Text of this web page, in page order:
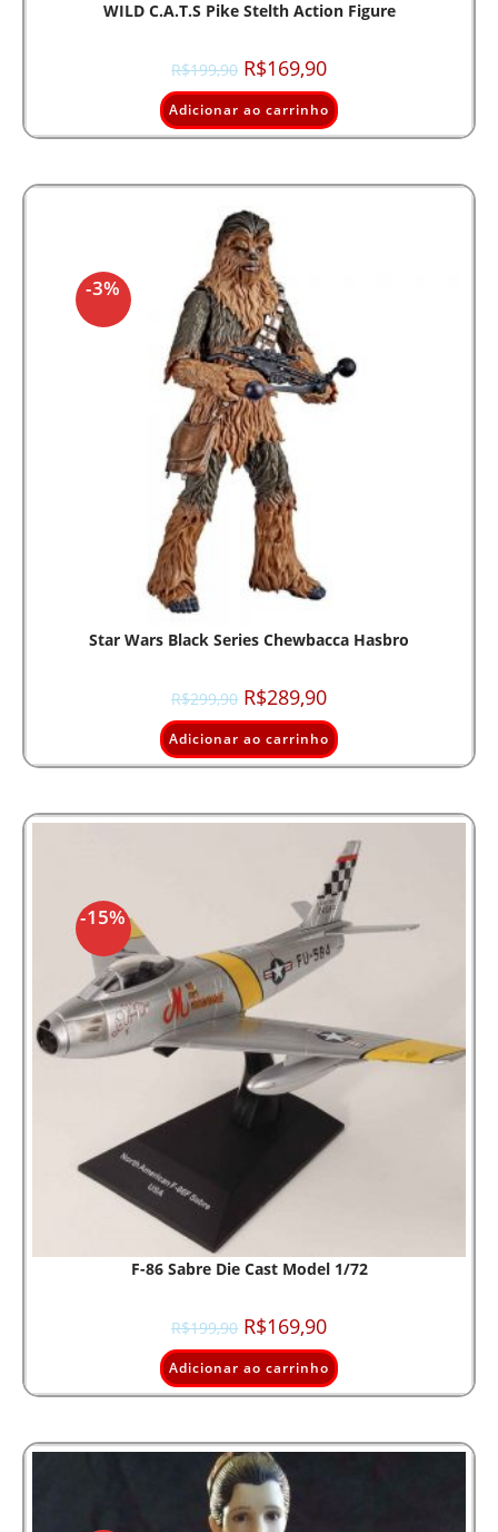
WILD C.A.T.s Pike Stelth Action Figure
R$199,90 R$169,90
Adicionar ao carrinho
-3%
Star Wars Black Series Chewbacca Hasbro
R$299,90 R$289,90
Adicionar ao carrinho
-15%
F-86 Sabre Die Cast Model 1/72
R$199,90 R$169,90
Adicionar ao carrinho